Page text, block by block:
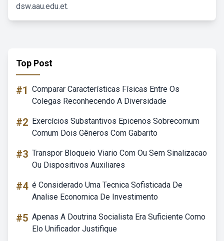
dsw.aau.edu.et.
Top Post
#1 Comparar Características Físicas Entre Os
Colegas Reconhecendo A Diversidade
#2 Exercícios Substantivos Epicenos Sobrecomum
Comum Dois Gêneros Com Gabarito
#3 Transpor Bloqueio Viario Com Ou Sem Sinalizacao
Ou Dispositivos Auxiliares
#4 é Considerado Uma Tecnica Sofisticada De
Analise Economica De Investimento
#5 Apenas A Doutrina Socialista Era Suficiente Como
Elo Unificador Justifique